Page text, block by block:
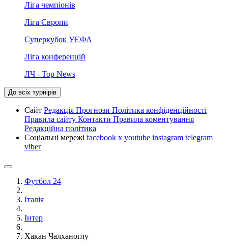
Ліга чемпіонів
Ліга Європи
Суперкубок УЄФА
Ліга конференцій
ЛЧ - Top News
До всіх турнірів
Сайт Редакція Прогнози Політика конфіденційності
Правила сайту Контакти Правила коментування
Редакційна політика
Соціальні мережі facebook x youtube instagram telegram
viber
Футбол 24
Італія
Інтер
Хакан Чалханоглу